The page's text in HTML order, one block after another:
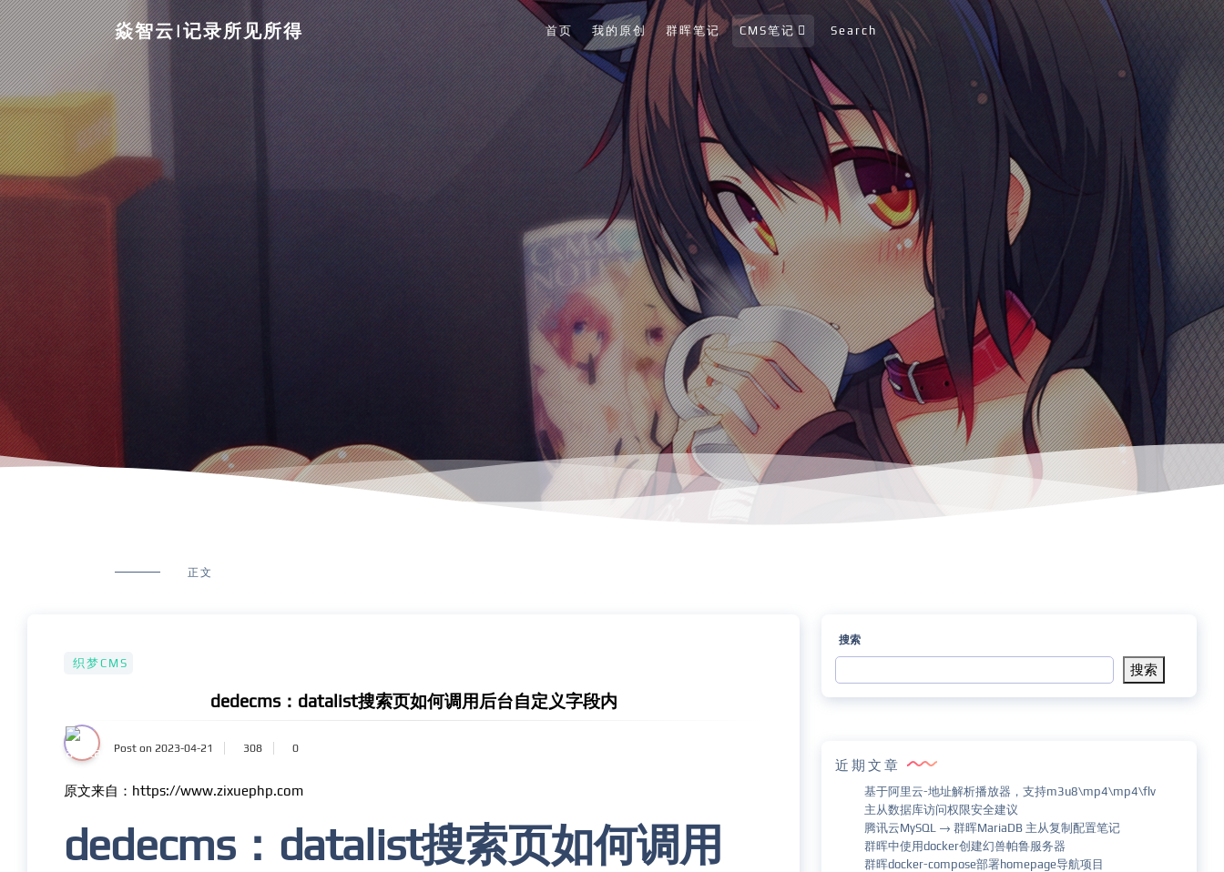
焱智云|记录所见所得 首页 我的原创 群晖笔记 CMS笔记 Search
正文
织梦CMS
dedecms：datalist搜索页如何调用后台自定义字段内
Post on 2023-04-21 308 0
原文来自：https://www.zixuephp.com
dedecms：datalist搜索页如何调用
搜索
搜索
近期文章
基于阿里云-地址解析播放器，支持m3u8\mp4\mp4\flv
主从数据库访问权限安全建议
腾讯云MySQL → 群晖MariaDB 主从复制配置笔记
群晖中使用docker创建幻兽帕鲁服务器
群晖docker-compose部署homepage导航项目